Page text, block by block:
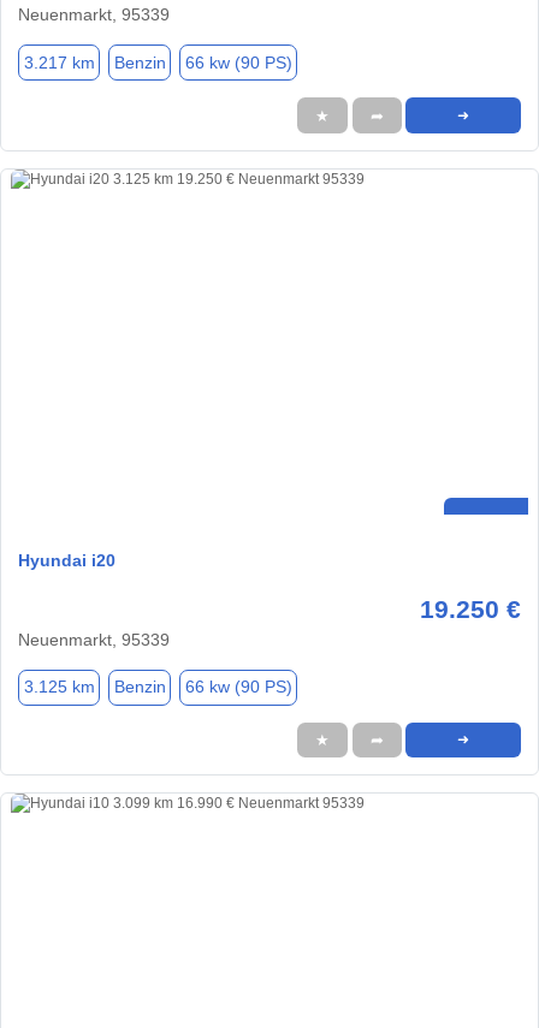
Neuenmarkt, 95339
3.217 km Benzin 66 kw (90 PS)
★ ➦ ➜
Hyundai i20
19.250 €
Neuenmarkt, 95339
3.125 km Benzin 66 kw (90 PS)
★ ➦ ➜